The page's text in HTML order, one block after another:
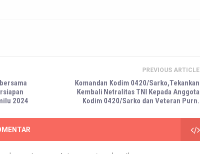
2024
PREVIOUS ARTICLE
Komandan Kodim 0420/Sarko,Tekankan
Kembali Netralitas TNI Kepada Anggota
Kodim 0420/Sarko dan Veteran Purn.